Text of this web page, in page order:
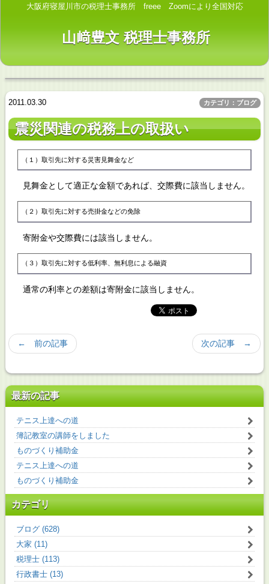
大阪府寝屋川市の税理士事務所 freee Zoomにより全国対応
山﨑豊文 税理士事務所
2011.03.30 カテゴリ：ブログ
震災関連の税務上の取扱い
（１）取引先に対する災害見舞金など
見舞金として適正な金額であれば、交際費に該当しません。
（２）取引先に対する売掛金などの免除
寄附金や交際費には該当しません。
（３）取引先に対する低利率、無利息による融資
通常の利率との差額は寄附金に該当しません。
次の記事 →
← 前の記事
最新の記事
テニス上達への道
簿記教室の講師をしました
ものづくり補助金
テニス上達への道
ものづくり補助金
カテゴリ
ブログ (628)
大家 (11)
税理士 (113)
行政書士 (13)